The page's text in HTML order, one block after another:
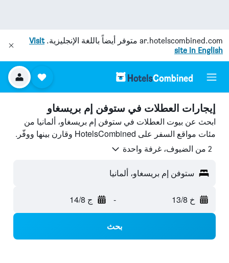
ar.hotelscombined.com متوفر أيضاً باللغة الإنجليزية.Visit
site in English
إيجارات العطلات في ستوفن إم بريسغاو
ابحث عن بيوت العطلات في ستوفن إم بريسغاو، ألمانيا من
مئات مواقع السفر على HotelsCombined وقارن بينها ووفّر.
2 من الضيوف، غرفة واحدة
ستوفن إم بريسغاو، ألمانيا
خ 13/8 - ج 14/8
بحث